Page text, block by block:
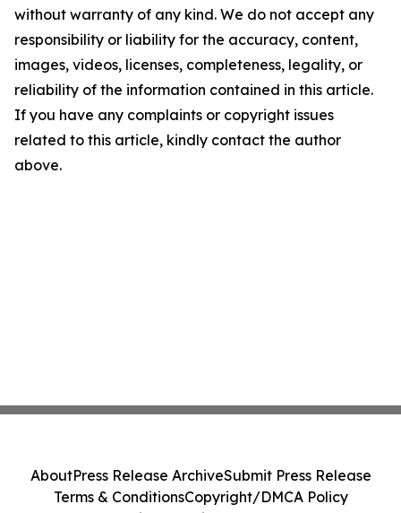
without warranty of any kind. We do not accept any
responsibility or liability for the accuracy, content,
images, videos, licenses, completeness, legality, or
reliability of the information contained in this article.
If you have any complaints or copyright issues
related to this article, kindly contact the author
above.
AboutPress Release ArchiveSubmit Press Release
Terms & ConditionsCopyright/DMCA Policy